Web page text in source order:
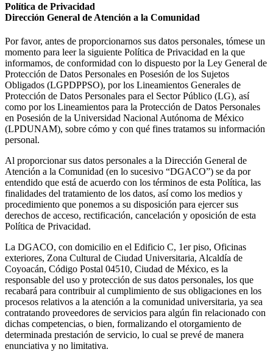
Política de Privacidad
Dirección General de Atención a la Comunidad
Por favor, antes de proporcionarnos sus datos personales, tómese un
momento para leer la siguiente Política de Privacidad en la que
informamos, de conformidad con lo dispuesto por la Ley General de
Protección de Datos Personales en Posesión de los Sujetos
Obligados (LGPDPPSO), por los Lineamientos Generales de
Protección de Datos Personales para el Sector Público (LG), así
como por los Lineamientos para la Protección de Datos Personales
en Posesión de la Universidad Nacional Autónoma de México
(LPDUNAM), sobre cómo y con qué fines tratamos su información
personal.
Al proporcionar sus datos personales a la Dirección General de
Atención a la Comunidad (en lo sucesivo “DGACO”) se da por
entendido que está de acuerdo con los términos de esta Política, las
finalidades del tratamiento de los datos, así como los medios y
procedimiento que ponemos a su disposición para ejercer sus
derechos de acceso, rectificación, cancelación y oposición de esta
Política de Privacidad.
La DGACO, con domicilio en el Edificio C, 1er piso, Oficinas
exteriores, Zona Cultural de Ciudad Universitaria, Alcaldía de
Coyoacán, Código Postal 04510, Ciudad de México, es la
responsable del uso y protección de sus datos personales, los que
recabará para contribuir al cumplimiento de sus obligaciones en los
procesos relativos a la atención a la comunidad universitaria, ya sea
contratando proveedores de servicios para algún fin relacionado con
dichas competencias, o bien, formalizando el otorgamiento de
determinada prestación de servicio, lo cual se prevé de manera
enunciativa y no limitativa.